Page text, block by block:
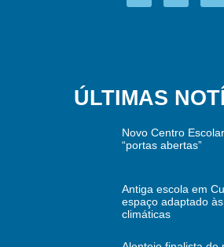
ÚLTIMAS
Novo Centro
“portas abertas”
Antiga escola em
espaço adaptado
climáticas